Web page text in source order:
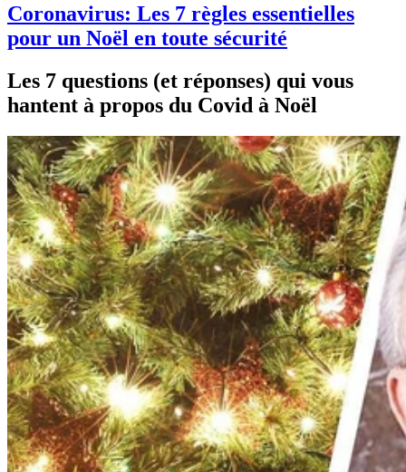
Coronavirus: Les 7 règles essentielles
pour un Noël en toute sécurité
Les 7 questions (et réponses) qui vous
hantent à propos du Covid à Noël